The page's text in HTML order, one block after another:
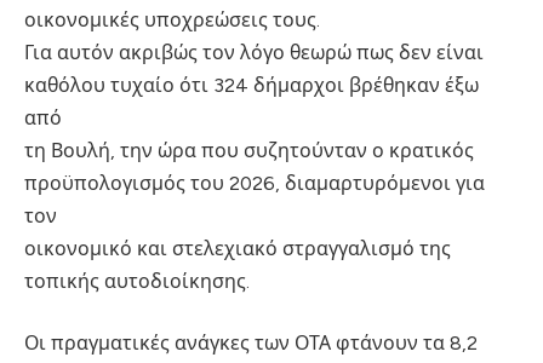
οικονομικές υποχρεώσεις τους.
Για αυτόν ακριβώς τον λόγο θεωρώ πως δεν είναι
καθόλου τυχαίο ότι 324 δήμαρχοι βρέθηκαν έξω
από
τη Βουλή, την ώρα που συζητούνταν ο κρατικός
προϋπολογισμός του 2026, διαμαρτυρόμενοι για
τον
οικονομικό και στελεχιακό στραγγαλισμό της
τοπικής αυτοδιοίκησης.
Οι πραγματικές ανάγκες των ΟΤΑ φτάνουν τα 8,2